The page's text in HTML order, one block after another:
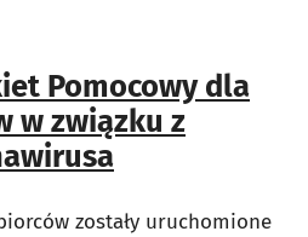
Pomocowy dla
w związku z
zostały uruchomione